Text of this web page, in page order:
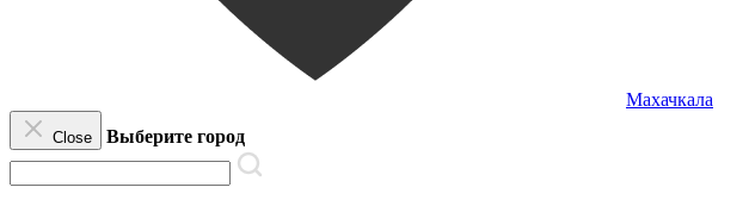
Махачкала
Close Выберите город